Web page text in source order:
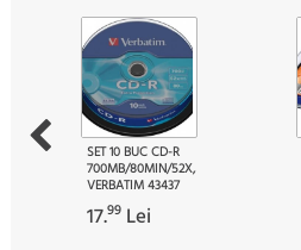
SET 10 BUC CD-R
700MB/80MIN/52X,
VERBATIM 43437
17.99 Lei